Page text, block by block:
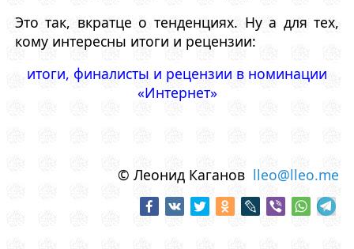
Это так, вкратце о тенденциях. Ну а для тех,
кому интересны итоги и рецензии:
итоги, финалисты и рецензии в номинации
«Интернет»
© Леонид Каганов lleo@lleo.me